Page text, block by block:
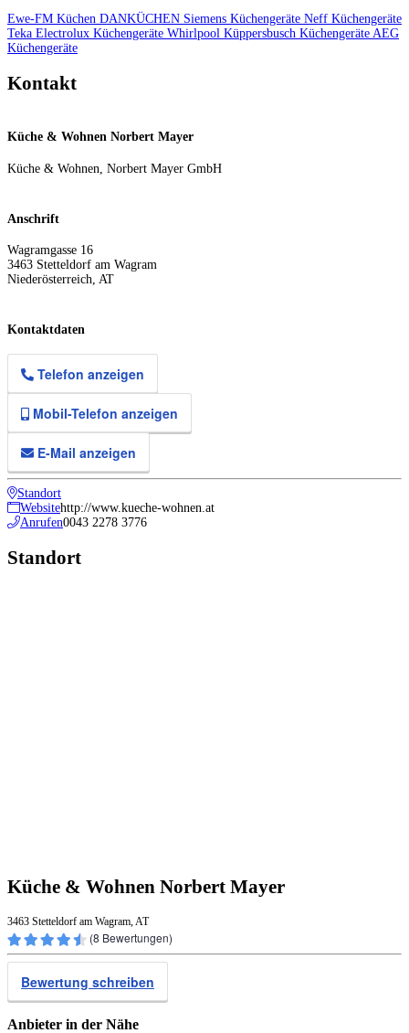
Ewe-FM Küchen DANKÜCHEN Siemens Küchengeräte Neff Küchengeräte
Teka Electrolux Küchengeräte Whirlpool Küppersbusch Küchengeräte AEG
Küchengeräte
Kontakt
Küche & Wohnen Norbert Mayer
Küche & Wohnen, Norbert Mayer GmbH
Anschrift
Wagramgasse 16
3463 Stetteldorf am Wagram
Niederösterreich, AT
Kontaktdaten
Telefon anzeigen
Mobil-Telefon anzeigen
E-Mail anzeigen
Standort
Websitehttp://www.kueche-wohnen.at
Anrufen0043 2278 3776
Standort
Küche & Wohnen Norbert Mayer
3463 Stetteldorf am Wagram, AT
(8 Bewertungen)
Bewertung schreiben
Anbieter in der Nähe